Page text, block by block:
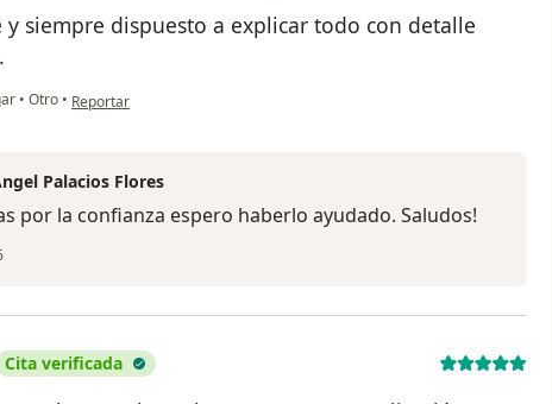
siempre dispuesto a explicar todo con detalle
• Otro • en opinión del usuario Nelson Mendoza
Reportar
Palacios Flores
por la confianza espero haberlo ayudado. Saludos!
Cita verificada